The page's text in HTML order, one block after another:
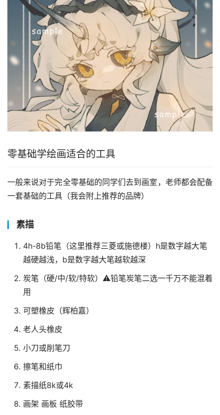
零基础学绘画适合的工具
一般来说对于完全零基础的同学们去到画室，老师都会配备
一套基础的工具（我会附上推荐的品牌）
素描
4h-8b铅笔（这里推荐三菱或施德楼）h是数字越大笔
越硬越浅，b是数字越大笔越软越深
炭笔（硬/中/软/特软）⚠️铅笔炭笔二选一千万不能混着
用
可塑橡皮（辉柏嘉）
老人头橡皮
小刀或削笔刀
擦笔和纸巾
素描纸8k或4k
画架 画板 纸胶带